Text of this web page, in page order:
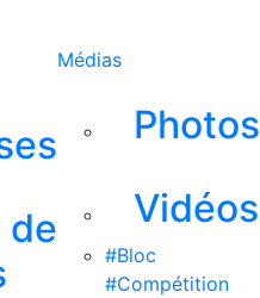
de
Médias
Photos
Vidéos
#Bloc
#Compétition